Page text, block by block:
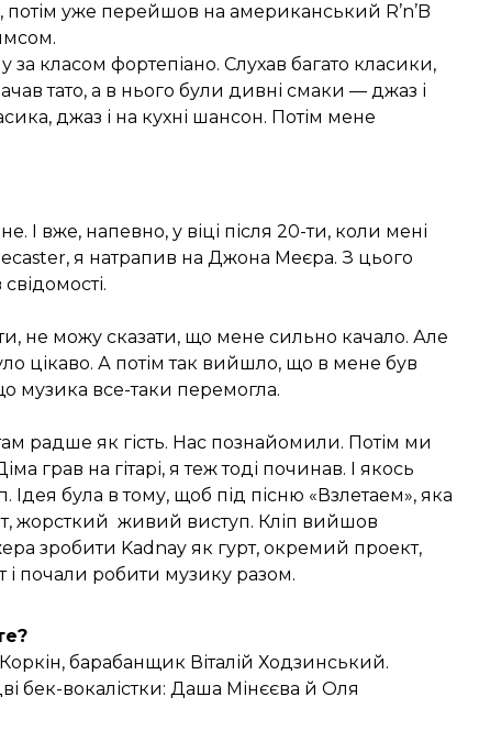
уже перейшов на американський R’n’B
класом фортепіано. Слухав багато класики,
тато, а в нього були дивні смаки — джаз і
джаз і на кухні шансон. Потім мене
І вже, напевно, у віці після 20-ти, коли мені
я натрапив на Джона Меєра. З цього
не можу сказати, що мене сильно качало. Але
цікаво. А потім так вийшло, що в мене був
музика все-таки перемогла.
радше як гість. Нас познайомили. Потім ми
грав на гітарі, я теж тоді починав. І якось
була в тому, щоб під пісню «Взлетаем», яка
жорсткий живий виступ. Кліп вийшов
зробити Kadnay як гурт, окремий проект,
почали робити музику разом.
барабанщик Віталій Ходзинський.
бек-вокалістки: Даша Мінєєва й Оля